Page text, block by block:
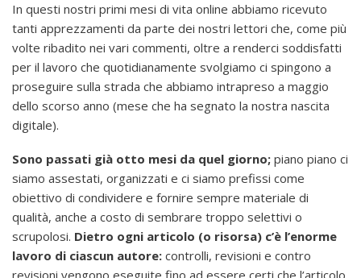
In questi nostri primi mesi di vita online abbiamo ricevuto
tanti apprezzamenti da parte dei nostri lettori che, come più
volte ribadito nei vari commenti, oltre a renderci soddisfatti
per il lavoro che quotidianamente svolgiamo ci spingono a
proseguire sulla strada che abbiamo intrapreso a maggio
dello scorso anno (mese che ha segnato la nostra nascita
digitale).
Sono passati già otto mesi da quel giorno; piano piano ci
siamo assestati, organizzati e ci siamo prefissi come
obiettivo di condividere e fornire sempre materiale di
qualità, anche a costo di sembrare troppo selettivi o
scrupolosi. Dietro ogni articolo (o risorsa) c’è l’enorme
lavoro di ciascun autore: controlli, revisioni e contro
revisioni vengono eseguite fino ad essere certi che l’articolo